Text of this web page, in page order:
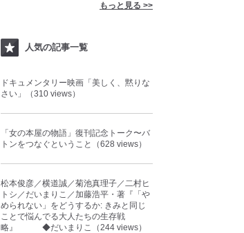
もっと見る >>
人気の記事一覧
ドキュメンタリー映画「美しく、黙りな
さい」（310 views）
「女の本屋の物語」復刊記念トーク〜バ
トンをつなぐということ（628 views）
松本俊彦／横道誠／菊池真理子／二村ヒ
トシ／だいまりこ／加藤浩平・著『「や
められない」をどうするか: きみと同じ
ことで悩んでる大人たちの生存戦
略』 ◆だいまりこ（244 views）